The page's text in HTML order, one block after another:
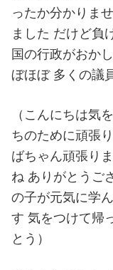
ったか分かりま
ました だけど負
国の行政がおか
ぼほぼ 多くの議
（こんにちは気
ちのために頑張
ばちゃん頑張り
ね ありがとうご
の子が元気に学
す 気をつけて帰
とう）